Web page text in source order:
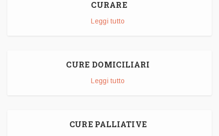
​ CURARE
Leggi tutto
CURE DOMICILIARI
Leggi tutto
CURE PALLIATIVE